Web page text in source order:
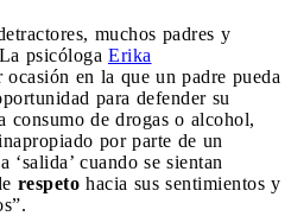
muchos padres y
psicóloga Erika
en la que un padre pueda
para defender su
consumo de drogas o alcohol,
por parte de un
cuando se sientan
respeto hacia sus sentimientos y